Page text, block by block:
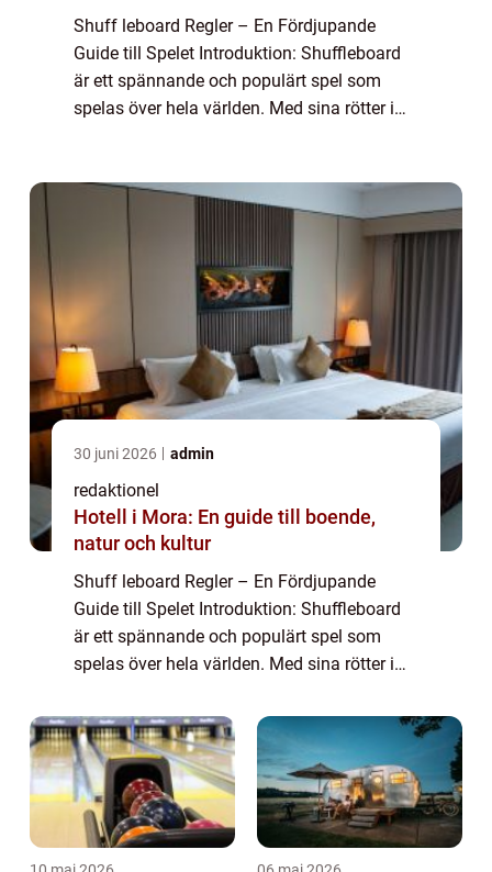
Shuff leboard Regler – En Fördjupande
Guide till Spelet Introduktion: Shuffleboard
är ett spännande och populärt spel som
spelas över hela världen. Med sina rötter i
30 juni 2026 admin
redaktionel
Hotell i Mora: En guide till boende,
natur och kultur
Shuff leboard Regler – En Fördjupande
Guide till Spelet Introduktion: Shuffleboard
är ett spännande och populärt spel som
spelas över hela världen. Med sina rötter i
utvecklats till en modern sport som inte ...